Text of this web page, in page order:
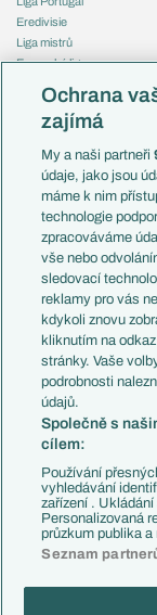
Eredivisie
Liga mistrů
Evropská liga
Mistrovství světa
Liga národů
Témata
Představení týmů MS
EuroSkauting
PL v kostce
Evropské koeficienty
Přestupy
Přestupové spekulace
Zranění
Kluby
Arsenal FC
Chelsea FC
Manchester United
AC Milán
Juventus FC
Bayern Mnichov
FC Barcelona
Real Madrid
Ochrana
zajímá
My a naši partneři
údaje, jako jsou
máme k nim
technologie
zpracováváme
vše nebo
sledovací
reklamy pro vás
kdykoli znovu
kliknutím na
stránky. Vaše
podrobnosti
údajů.
Společně s
cílem:
Používání
vyhledávání
zařízení .
Personalizovaná
průzkum publika a
Seznam